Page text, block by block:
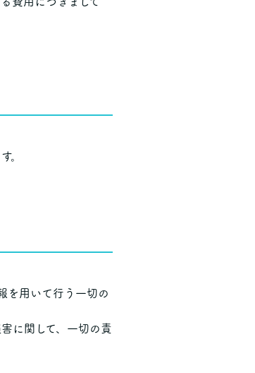
。
を用いて行う一切の
に関して、一切の責